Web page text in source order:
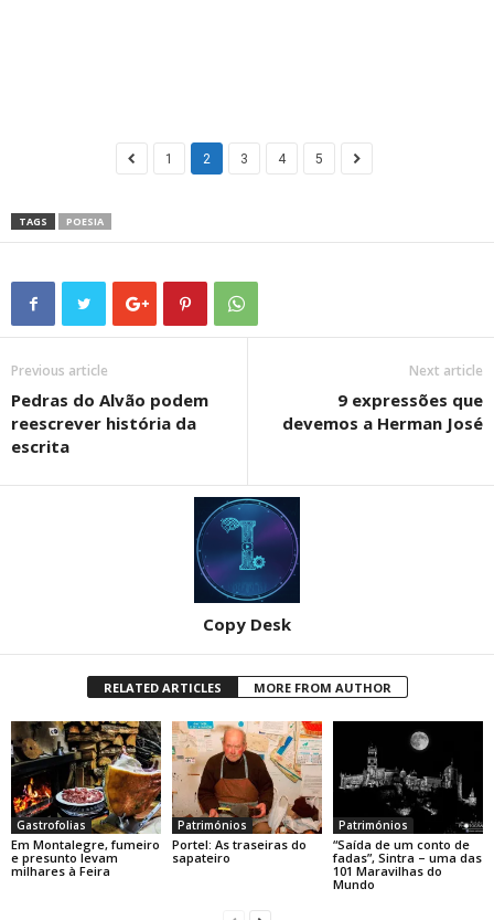
1 2 3 4 5
TAGS POESIA
Previous article
Pedras do Alvão podem
reescrever história da
escrita
Next article
9 expressões que
devemos a Herman José
Copy Desk
RELATED ARTICLES MORE FROM AUTHOR
Gastrofolias
Em Montalegre, fumeiro
e presunto levam
milhares à Feira
Patrimónios
Portel: As traseiras do
sapateiro
Patrimónios
“Saída de um conto de
fadas”, Sintra – uma das
101 Maravilhas do
Mundo